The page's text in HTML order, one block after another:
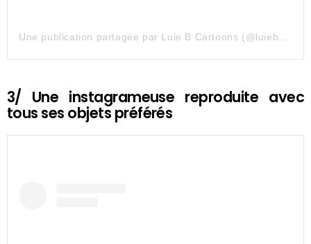
3/ Une instagrameuse reproduite avec
tous ses objets préférés